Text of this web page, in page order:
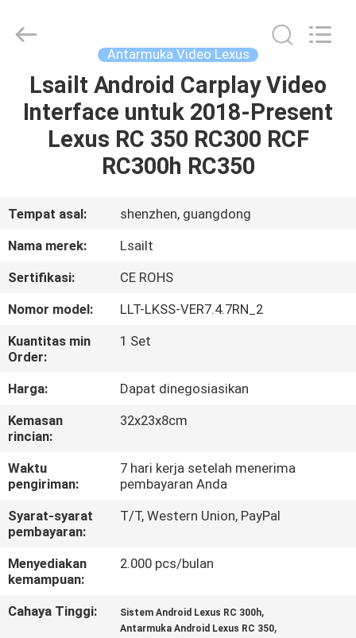
RUMAH
PRODUK
TENTANG
TUR
PABRIK
KONTROL
KUALITAS
HUBUNGI
KAMI
BERITA
Electron
Co.,Ltd.
Reserved.
Antarmuka Video Lexus
Lsailt Android Carplay Video
Interface untuk 2018-Present
Lexus RC 350 RC300 RCF
RC300h RC350
Tempat asal:
shenzhen, guangdong
Nama merek:
Lsailt
Sertifikasi:
CE ROHS
Nomor model:
LLT-LKSS-VER7.4.7RN_2
Kuantitas min
Order:
1 Set
Harga:
Dapat dinegosiasikan
Kemasan
rincian:
32x23x8cm
Waktu
pengiriman:
7 hari kerja setelah menerima
pembayaran Anda
Syarat-syarat
pembayaran:
T/T, Western Union, PayPal
Menyediakan
kemampuan:
2.000 pcs/bulan
Cahaya Tinggi: Sistem Android Lexus RC 300h,
Antarmuka Android Lexus RC 350,